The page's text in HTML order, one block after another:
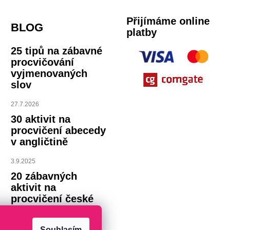
BLOG
25 tipů na zábavné
procvičování
vyjmenovaných
slov
27.7.2026
30 aktivit na
procvičení abecedy
v angličtině
3.9.2025
20 zábavných
aktivit na
procvičení české
Přijímáme online
platby